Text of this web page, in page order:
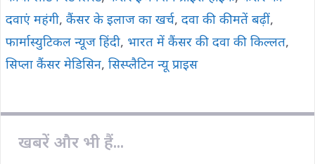
दवाएं महंगी, कैंसर के इलाज का खर्च, दवा की कीमतें बढ़ीं,
फार्मास्युटिकल न्यूज हिंदी, भारत में कैंसर की दवा की किल्लत,
सिप्ला कैंसर मेडिसिन, सिस्प्लैटिन न्यू प्राइस
खबरें और भी हैं...